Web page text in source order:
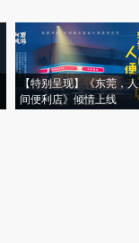
【特别呈现】《东莞，人
间便利店》倾情上线